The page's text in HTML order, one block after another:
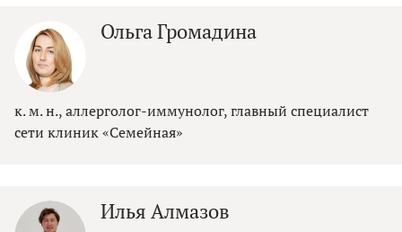
Ольга Громадина
к. м. н., аллерголог-иммунолог, главный специалист
сети клиник «Семейная»
Илья Алмазов